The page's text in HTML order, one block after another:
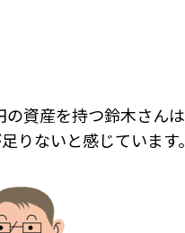
の資産を持つ鈴木さんは
りないと感じています。